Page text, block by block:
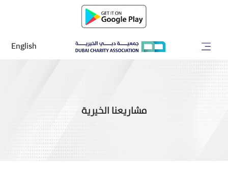
English
مشاريعنا الخيرية